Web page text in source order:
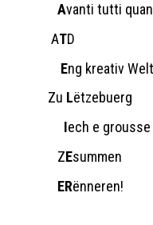
Avanti tutti
ATD
Eng kreativ Welt
Zu Lëtzebuerg
Iech e
ZEsummen
ERënneren!